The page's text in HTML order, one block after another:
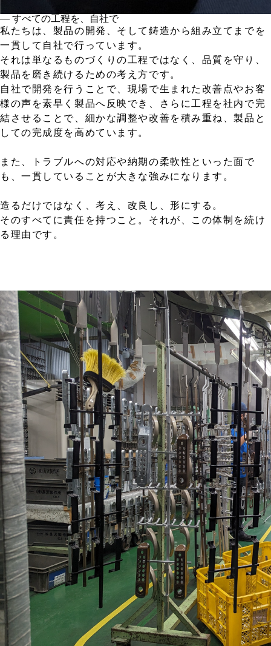
― すべての工程を、自社で
私たちは、製品の開発、そして鋳造から組み立てまでを
一貫して自社で行っています。
それは単なるものづくりの工程ではなく、品質を守り、
製品を磨き続けるための考え方です。
自社で開発を行うことで、現場で生まれた改善点やお客
様の声を素早く製品へ反映でき、さらに工程を社内で完
結させることで、細かな調整や改善を積み重ね、製品と
しての完成度を高めています。
また、トラブルへの対応や納期の柔軟性といった面で
も、一貫していることが大きな強みになります。
造るだけではなく、考え、改良し、形にする。
そのすべてに責任を持つこと。それが、この体制を続け
る理由です。